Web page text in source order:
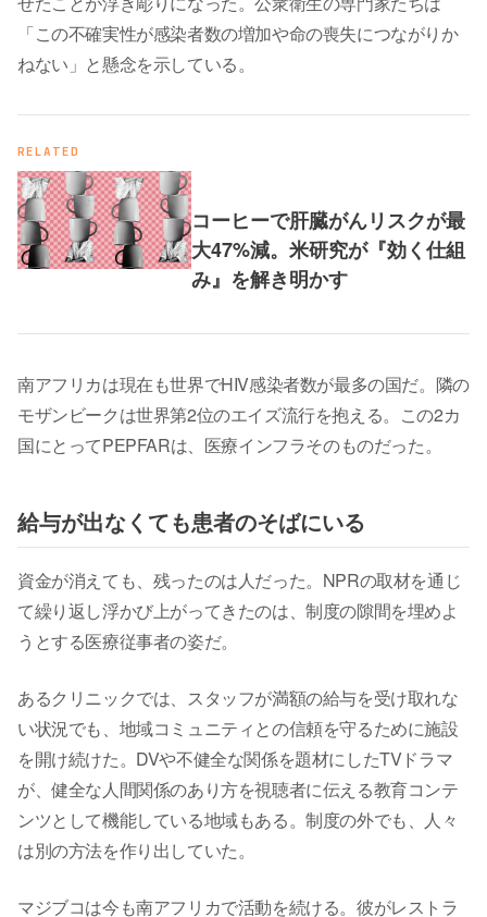
「この不確実性が感染者数の増加や命の喪失につながりか
ねない」と懸念を示している。
RELATED
コーヒーで肝臓がんリスクが最
大47%減。米研究が『効く仕組
み』を解き明かす
南アフリカは現在も世界でHIV感染者数が最多の国だ。隣の
モザンビークは世界第2位のエイズ流行を抱える。この2カ
国にとってPEPFARは、医療インフラそのものだった。
給与が出なくても患者のそばにいる
資金が消えても、残ったのは人だった。NPRの取材を通じ
て繰り返し浮かび上がってきたのは、制度の隙間を埋めよ
うとする医療従事者の姿だ。
あるクリニックでは、スタッフが満額の給与を受け取れな
い状況でも、地域コミュニティとの信頼を守るために施設
を開け続けた。DVや不健全な関係を題材にしたTVドラマ
が、健全な人間関係のあり方を視聴者に伝える教育コンテ
ンツとして機能している地域もある。制度の外でも、人々
は別の方法を作り出していた。
マジブコは今も南アフリカで活動を続ける。彼がレストラ